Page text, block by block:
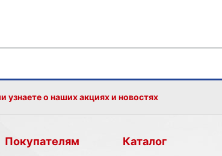
о наших акциях и новостях
Покупателям Каталог